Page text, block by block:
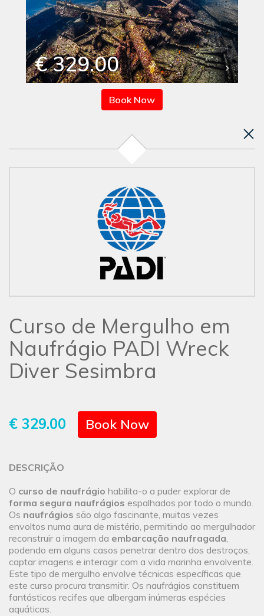
€ 329.00
Book Now
Curso de Mergulho em
Naufrágio PADI Wreck
Diver Sesimbra
€ 329.00 Book Now
DESCRIÇÃO
O curso de naufrágio habilita-o a puder explorar de
forma segura naufrágios espalhados por todo o mundo.
Os naufrágios são algo fascinante, muitas vezes
envoltos numa aura de mistério, permitindo ao mergulhador
reconstruir a imagem da embarcação naufragada,
podendo em alguns casos penetrar dentro dos destroços,
captar imagens e interagir com a vida marinha envolvente.
Este tipo de mergulho envolve técnicas específicas que
este curso procura transmitir. Os naufrágios constituem
fantásticos recifes que albergam inúmeras espécies
aquáticas.